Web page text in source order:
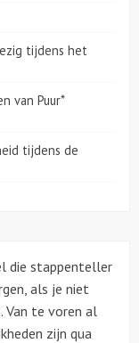
tijdens het
van Puur*
tijdens de
die stappenteller
als je niet
te voren al
zijn qua